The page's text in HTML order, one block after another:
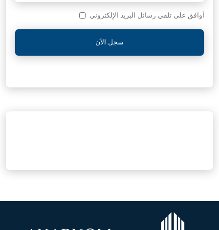
أوافق على تلقي رسائل البريد الإلكتروني
سجل الآن